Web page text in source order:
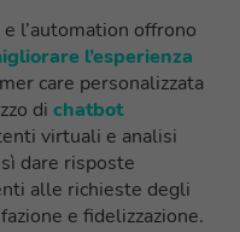
l’automation offrono
l’esperienza
care personalizzata
di chatbot
virtuali e analisi
dare risposte
alle richieste degli
e fidelizzazione.